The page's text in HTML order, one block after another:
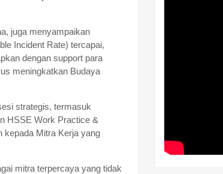
juga menyampaikan
Incident Rate) tercapai,
dengan support para
meningkatkan Budaya
strategis, termasuk
HSSE Work Practice &
kepada Mitra Kerja yang
mitra terpercaya yang tidak